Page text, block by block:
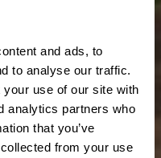
and ads, to
to analyse our traffic.
use of our site with
analytics partners who
that you’ve
from your use